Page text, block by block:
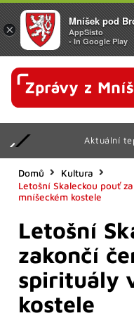
Aktuální
Domů
Kultura
Letošní Skaleckou pouť
mníšeckém kostele
Letošní
zakončí
spirituály
kostele
×
Mníšek pod
AppSisto
- In Google Play